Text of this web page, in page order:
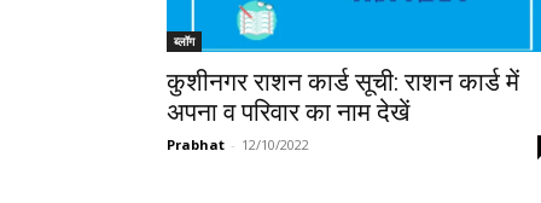
ब्लॉग
कुशीनगर राशन कार्ड सूची: राशन कार्ड में
अपना व परिवार का नाम देखें
Prabhat - 12/10/2022